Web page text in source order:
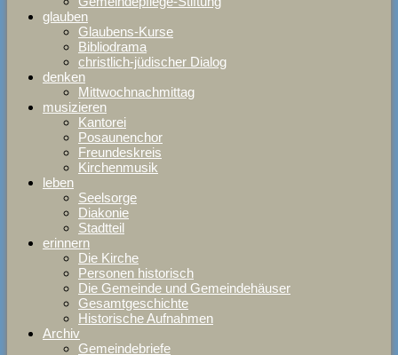
glauben
Glaubens-Kurse
Bibliodrama
christlich-jüdischer Dialog
denken
Mittwochnachmittag
musizieren
Kantorei
Posaunenchor
Freundeskreis
Kirchenmusik
leben
Seelsorge
Diakonie
Stadtteil
erinnern
Die Kirche
Personen historisch
Die Gemeinde und Gemeindehäuser
Gesamtgeschichte
Historische Aufnahmen
Archiv
Gemeindebriefe